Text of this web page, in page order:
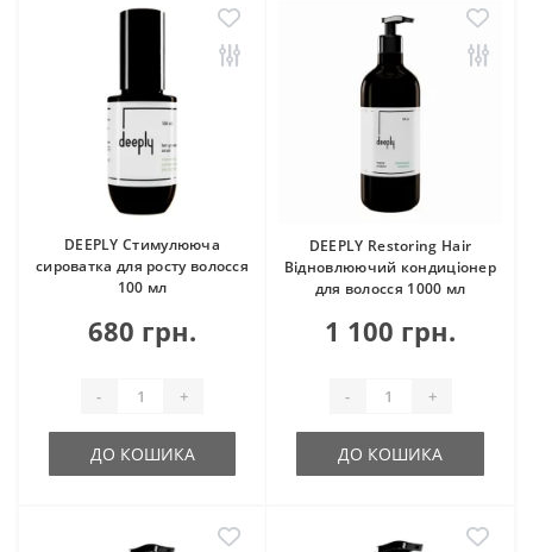
DEEPLY Стимулююча
сироватка для росту волосся
100 мл
680 грн.
- +
ДО КОШИКА
DEEPLY Restoring Hair
Відновлюючий кондиціонер
для волосся 1000 мл
1 100 грн.
- +
ДО КОШИКА